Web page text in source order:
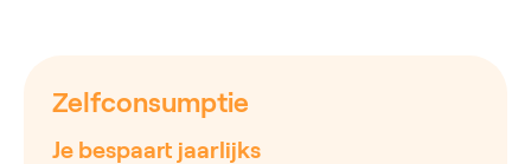
Zelfconsumptie
Je bespaart jaarlijks